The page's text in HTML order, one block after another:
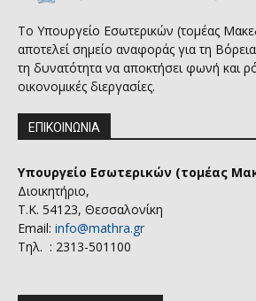
Το Υπουργείο Εσωτερικών (τομέας
αποτελεί σημείο αναφοράς για τη
τη δυνατότητα να αποκτήσει φωνή και
οικονομικές διεργασίες.
ΕΠΙΚΟΙΝΩΝΙΑ
Υπουργείο Εσωτερικών (τομέας
Διοικητήριο,
Τ.Κ. 54123, Θεσσαλονίκη
Email: info@mathra.gr
Τηλ. : 2313-501100